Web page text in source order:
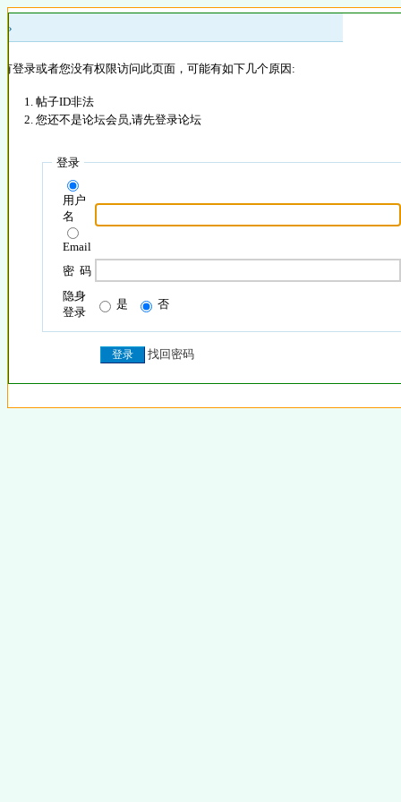
»
登录或者您没有权限访问此页面，可能有如下几个原因:
帖子ID非法
您还不是论坛会员,请先登录论坛
登录
用户
名
Email
密 码
隐身
登录
是 否
找回密码